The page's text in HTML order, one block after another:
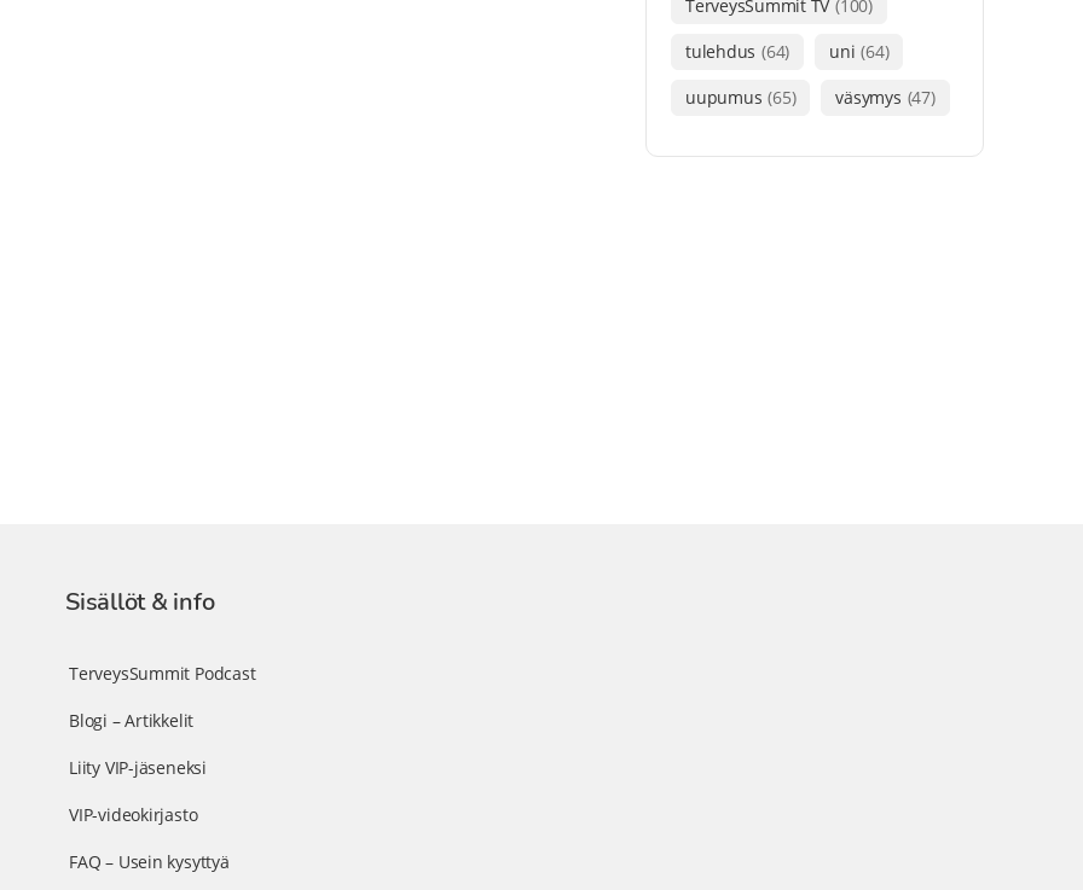
TerveysSummit TV (100)
tulehdus (64) uni (64)
uupumus (65) väsymys (47)
Sisällöt & info
TerveysSummit Podcast
Blogi – Artikkelit
Liity VIP-jäseneksi
VIP-videokirjasto
FAQ – Usein kysyttyä